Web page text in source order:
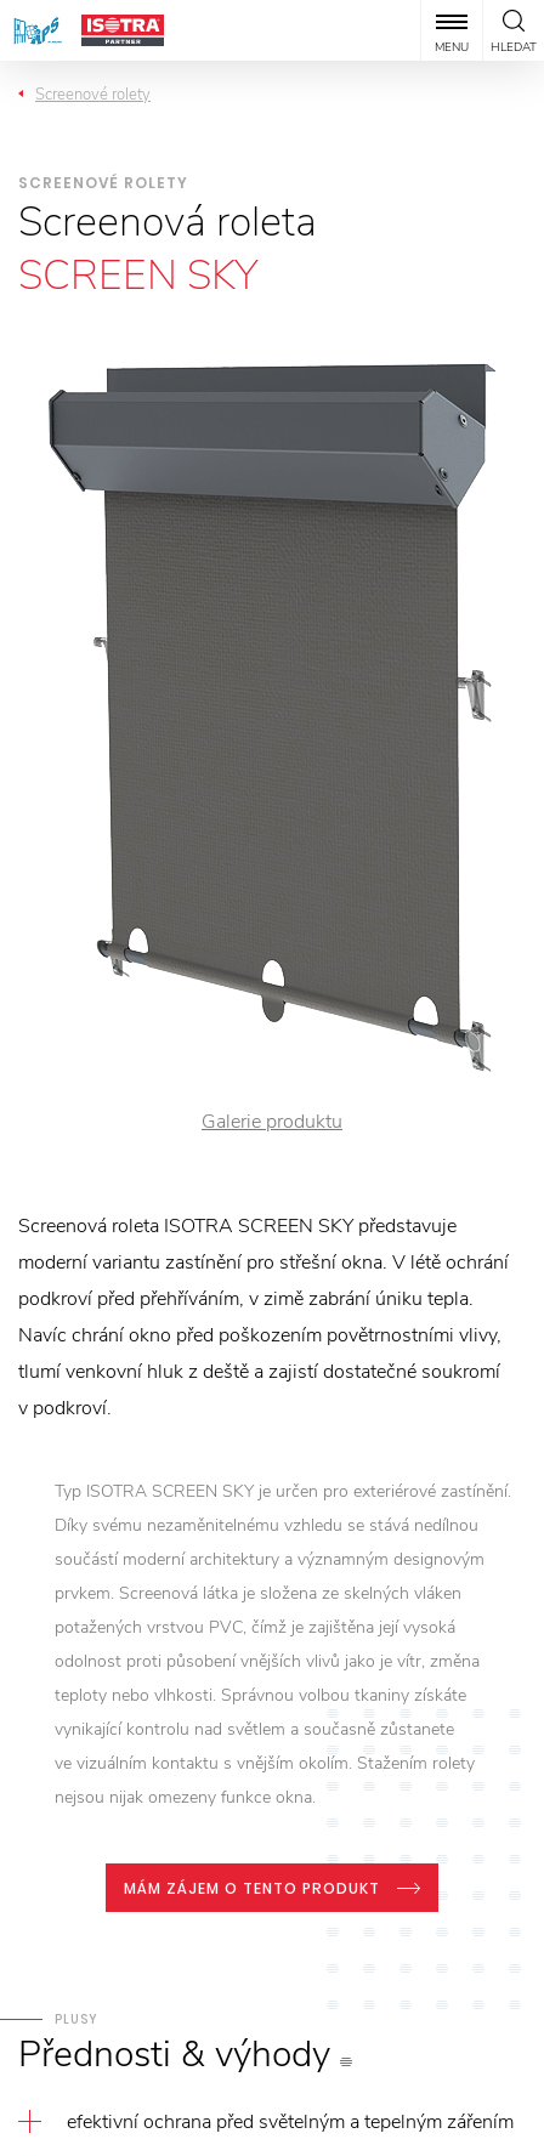
HLEDAT
MENU
Screenové rolety
SCREENOVÉ ROLETY
Screenová roleta
SCREEN SKY
Galerie produktu
Screenová roleta ISOTRA SCREEN SKY představuje
moderní variantu zastínění pro střešní okna. V létě ochrání
podkroví před přehříváním, v zimě zabrání úniku tepla.
Navíc chrání okno před poškozením povětrnostními vlivy,
tlumí venkovní hluk z deště a zajistí dostatečné soukromí
v podkroví.
Typ ISOTRA SCREEN SKY je určen pro exteriérové zastínění.
Díky svému nezaměnitelnému vzhledu se stává nedílnou
součástí moderní architektury a významným designovým
prvkem. Screenová látka je složena ze skelných vláken
potažených vrstvou PVC, čímž je zajištěna její vysoká
odolnost proti působení vnějších vlivů jako je vítr, změna
teploty nebo vlhkosti. Správnou volbou tkaniny získáte
vynikající kontrolu nad světlem a současně zůstanete
ve vizuálním kontaktu s vnějším okolím. Stažením rolety
nejsou nijak omezeny funkce okna.
MÁM ZÁJEM O TENTO PRODUKT
PLUSY
Přednosti &výhody
efektivní ochrana před světelným a tepelným zářením